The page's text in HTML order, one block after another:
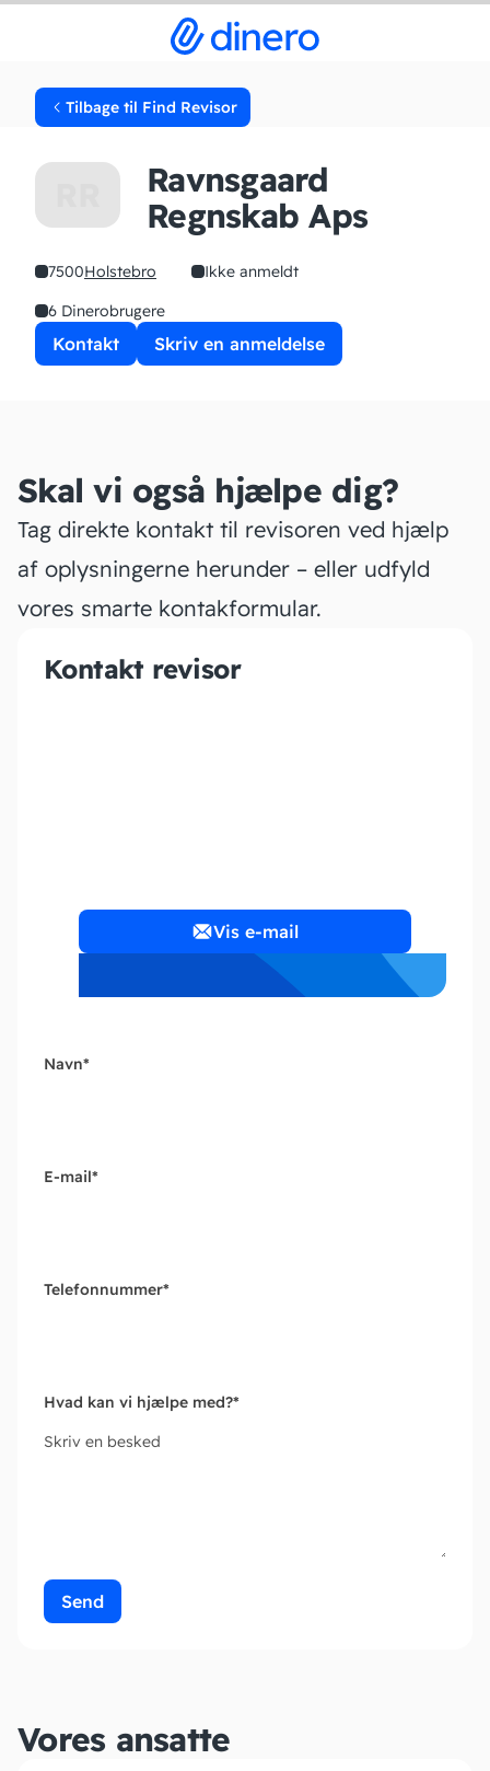
Tilbage til Find Revisor
Ravnsgaard
Regnskab Aps
7500Holstebro
Ikke anmeldt
6 Dinerobrugere
Kontakt Skriv en anmeldelse
Skal vi også hjælpe dig?
Tag direkte kontakt til revisoren ved hjælp
af oplysningerne herunder – eller udfyld
vores smarte kontakformular.
Kontakt revisor
Vis e-mail
Navn*
E-mail*
Telefonnummer*
Hvad kan vi hjælpe med?*
Skriv en besked
Send
Vores ansatte